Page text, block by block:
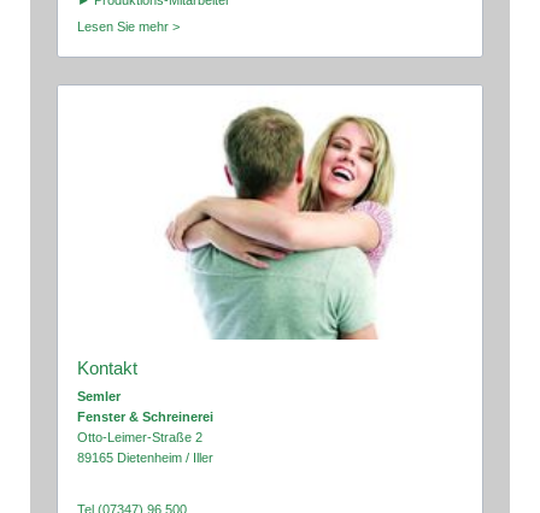
Lesen Sie mehr >
Kontakt
Semler
Fenster & Schreinerei
Otto-Leimer-Straße 2
89165 Dietenheim / Iller
Tel (07347) 96 500